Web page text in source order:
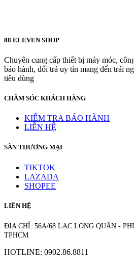
88 ELEVEN SHOP
Chuyên cung cấp thiết bị máy móc,
bảo hành, đổi trả uy tín mang đến trải
tiêu dùng
CHĂM SÓC KHÁCH HÀNG
KIỂM TRA BẢO HÀNH
LIÊN HỆ
SÀN THƯƠNG MẠI
TIKTOK
LAZADA
SHOPEE
LIÊN HỆ
ĐỊA CHỈ: 56A/68 LẠC LONG QUÂN -
TPHCM
HOTLINE: 0902.86.8811